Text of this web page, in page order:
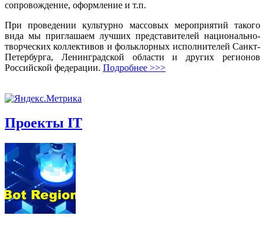
сопровождение, оформление и т.п.
При проведении культурно массовых мероприятий такого
вида мы приглашаем лучших представителей национально-
творческих коллективов и фольклорных исполнителей Санкт-
Петербурга, Ленинградской области и других регионов
Российской федерации. Подробнее >>>
Проекты IT